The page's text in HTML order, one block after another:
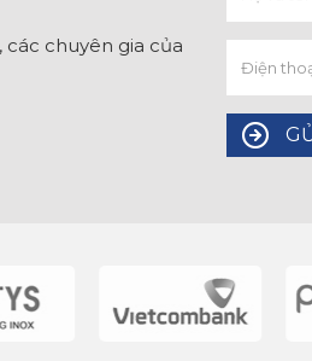
chuyên gia của